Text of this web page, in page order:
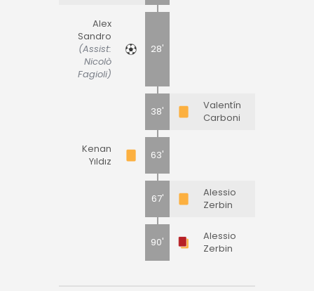
Alex
Sandro
(Assist:
Nicolò
Fagioli)
28'
38'
Valentín
Carboni
Kenan
Yıldız
63'
67'
Alessio
Zerbin
90'
Alessio
Zerbin